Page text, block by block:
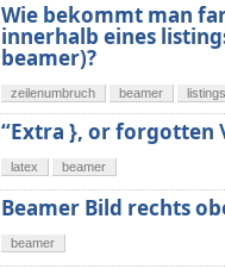
Wie bekommt man
innerhalb eines
beamer)?
zeilenumbruch beamer listings
“Extra }, or forgotten
latex beamer
Beamer Bild rechts
beamer